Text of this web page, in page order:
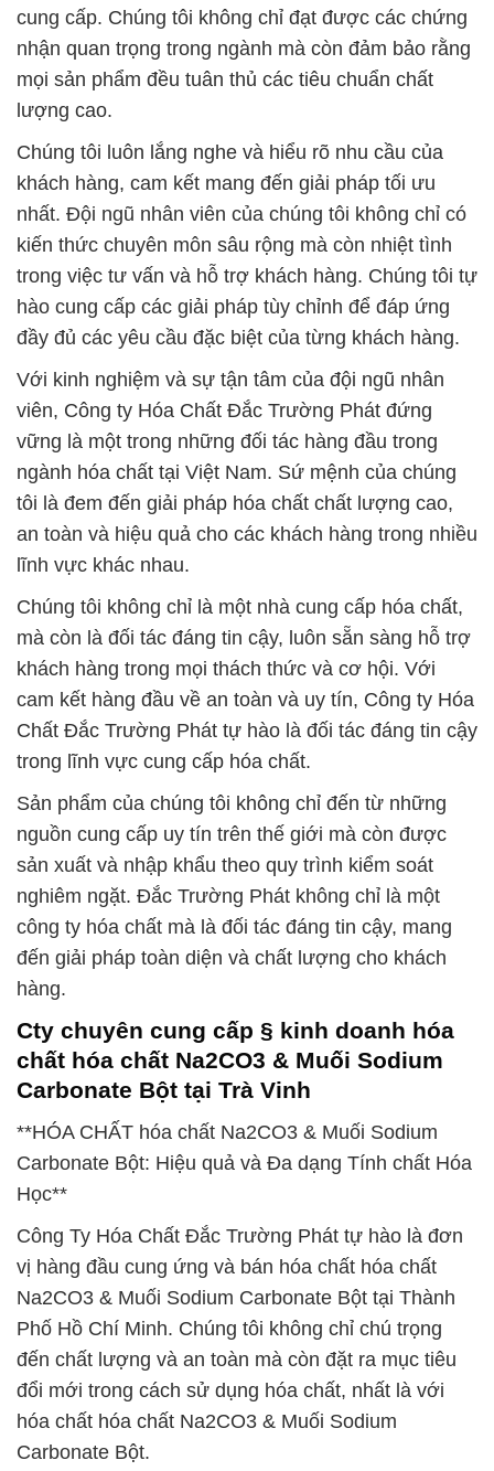
cung cấp. Chúng tôi không chỉ đạt được các chứng
nhận quan trọng trong ngành mà còn đảm bảo rằng
mọi sản phẩm đều tuân thủ các tiêu chuẩn chất
lượng cao.
Chúng tôi luôn lắng nghe và hiểu rõ nhu cầu của
khách hàng, cam kết mang đến giải pháp tối ưu
nhất. Đội ngũ nhân viên của chúng tôi không chỉ có
kiến thức chuyên môn sâu rộng mà còn nhiệt tình
trong việc tư vấn và hỗ trợ khách hàng. Chúng tôi tự
hào cung cấp các giải pháp tùy chỉnh để đáp ứng
đầy đủ các yêu cầu đặc biệt của từng khách hàng.
Với kinh nghiệm và sự tận tâm của đội ngũ nhân
viên, Công ty Hóa Chất Đắc Trường Phát đứng
vững là một trong những đối tác hàng đầu trong
ngành hóa chất tại Việt Nam. Sứ mệnh của chúng
tôi là đem đến giải pháp hóa chất chất lượng cao,
an toàn và hiệu quả cho các khách hàng trong nhiều
lĩnh vực khác nhau.
Chúng tôi không chỉ là một nhà cung cấp hóa chất,
mà còn là đối tác đáng tin cậy, luôn sẵn sàng hỗ trợ
khách hàng trong mọi thách thức và cơ hội. Với
cam kết hàng đầu về an toàn và uy tín, Công ty Hóa
Chất Đắc Trường Phát tự hào là đối tác đáng tin cậy
trong lĩnh vực cung cấp hóa chất.
Sản phẩm của chúng tôi không chỉ đến từ những
nguồn cung cấp uy tín trên thế giới mà còn được
sản xuất và nhập khẩu theo quy trình kiểm soát
nghiêm ngặt. Đắc Trường Phát không chỉ là một
công ty hóa chất mà là đối tác đáng tin cậy, mang
đến giải pháp toàn diện và chất lượng cho khách
hàng.
Cty chuyên cung cấp § kinh doanh hóa
chất hóa chất Na2CO3 & Muối Sodium
Carbonate Bột tại Trà Vinh
**HÓA CHẤT hóa chất Na2CO3 & Muối Sodium
Carbonate Bột: Hiệu quả và Đa dạng Tính chất Hóa
Học**
Công Ty Hóa Chất Đắc Trường Phát tự hào là đơn
vị hàng đầu cung ứng và bán hóa chất hóa chất
Na2CO3 & Muối Sodium Carbonate Bột tại Thành
Phố Hồ Chí Minh. Chúng tôi không chỉ chú trọng
đến chất lượng và an toàn mà còn đặt ra mục tiêu
đổi mới trong cách sử dụng hóa chất, nhất là với
hóa chất hóa chất Na2CO3 & Muối Sodium
Carbonate Bột.